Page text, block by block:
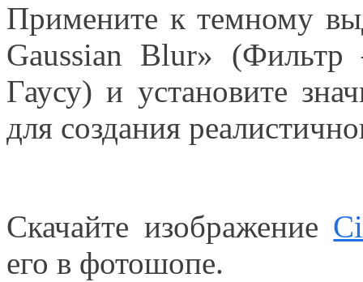
Примените к темному
Gaussian Blur»
Гаусу) и установите
для создания
Скачайте изображение
его в фотошопе.